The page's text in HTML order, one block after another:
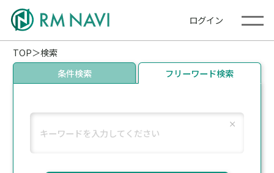
ログイン
TOP
検索
条件検索
フリーワード検索